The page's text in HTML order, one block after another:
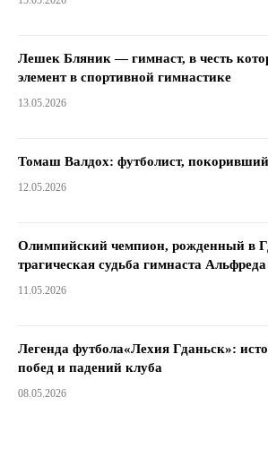
Лешек Бляник — гимнаст, в честь
элемент в спортивной гимнастике
13.05.2026
Томаш Валдох: футболист,
12.05.2026
Олимпийский чемпион, рожденный в
трагическая судьба гимнаста
11.05.2026
Легенда футбола«Лехия Гданьск»:
побед и падений клуба
08.05.2026